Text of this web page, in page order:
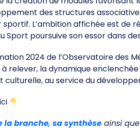
des structures
L’ambition affichée est de
Sport poursuive son essor dans
2024 de l’Observatoire des
à relever, la dynamique
culturelle, au service du
la branche, sa synthèse ainsi que